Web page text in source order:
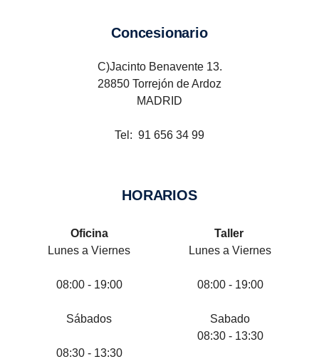
Concesionario
C)Jacinto Benavente 13.
28850 Torrejón de Ardoz
MADRID
Tel: 91 656 34 99
HORARIOS
Oficina
Lunes a Viernes
08:00 - 19:00
Sábados
08:30 - 13:30
Taller
Lunes a Viernes
08:00 - 19:00
Sabado
08:30 - 13:30